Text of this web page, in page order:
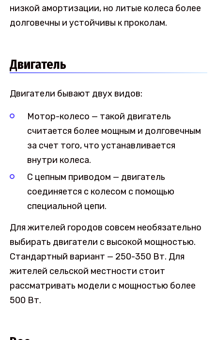
низкой амортизации, но литые колеса более
долговечны и устойчивы к проколам.
Двигатель
Двигатели бывают двух видов:
Мотор-колесо — такой двигатель
считается более мощным и долговечным
за счет того, что устанавливается
внутри колеса.
С цепным приводом — двигатель
соединяется с колесом с помощью
специальной цепи.
Для жителей городов совсем необязательно
выбирать двигатели с высокой мощностью.
Стандартный вариант — 250-350 Вт. Для
жителей сельской местности стоит
рассматривать модели с мощностью более
500 Вт.